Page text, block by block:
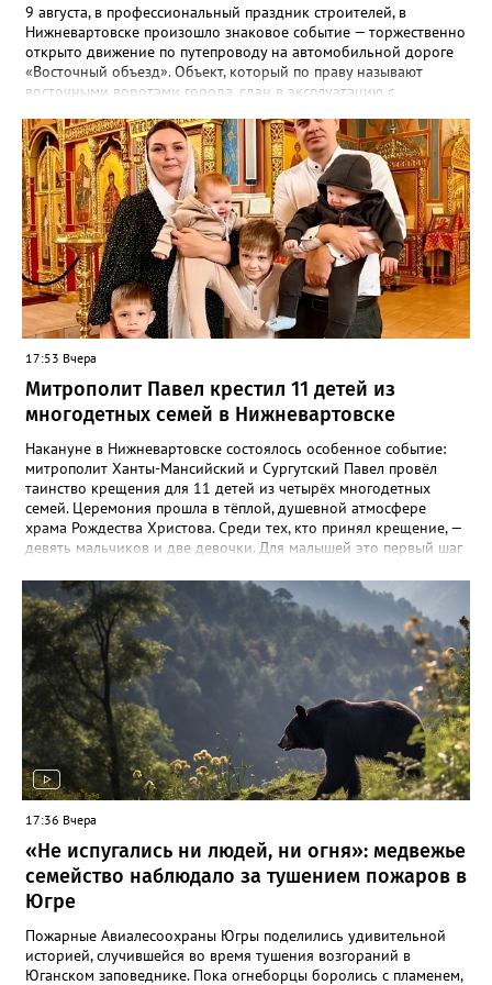
9 августа, в профессиональный праздник строителей, в
Нижневартовске произошло знаковое событие — торжественно
открыто движение по путепроводу на автомобильной дороге
«Восточный объезд». Объект, который по праву называют
восточными воротами города, сдан в эксплуатацию с
глава города Дмитрий Кощенко. «Это стратегический элемент
транспортной инфраструктуры, который является восточными
воротами нашего города — поддерживает его экономику,
влияет на безопасность и комфорт сотен тысяч людей», —
подчеркнул градоначальник. Особые слова благодарности
глава города адресовал правительству Югры и лично
губернатору Руслану Кухаруку за возможность реализовать
важный для жителей проект. Отдельно он отметил работу
подрядчика — компании «Мостострой-11», выполнившей
капитальный ремонт качественно и с опережением графика:
изначально сдача объекта планировалась лишь на декабрь
артерия, соединяющая Нижневартовск с другими
муниципалитетами и открывающая новые возможности для
дальнейшего динамичного развития города. Ранее
Gorod3466.ru сообщал, что в Нижневартовске наградили
лучших строителей города.
17:53 Вчера
Митрополит Павел крестил 11 детей из
многодетных семей в Нижневартовске
Накануне в Нижневартовске состоялось особенное событие:
митрополит Ханты-Мансийский и Сургутский Павел провёл
таинство крещения для 11 детей из четырёх многодетных
семей. Церемония прошла в тёплой, душевной атмосфере
храма Рождества Христова. Среди тех, кто принял крещение, —
девять мальчиков и две девочки. Для малышей это первый шаг
важный день. Это уже второе подобное мероприятие в Югре.
Первое прошло в июле, в День крещения Руси, в Ханты-
Мансийске. Добрая традиция зародилась благодаря
соглашению между окружным Департаментом социального
развития и Ханты-Мансийской митрополией Русской
Православной Церкви. Владыка Павел отметил, что готов
продолжать эту практику и в других городах региона: «Я буду
совершать это везде, где будет желание, — ради наших детей,
ради духовного здоровья общества».
17:36 Вчера
«Не испугались ни людей, ни огня»: медвежье
семейство наблюдало за тушением пожаров в
Югре
Пожарные Авиалесоохраны Югры поделились удивительной
историей, случившейся во время тушения возгораний в
Юганском заповеднике. Пока огнеборцы боролись с пламенем,